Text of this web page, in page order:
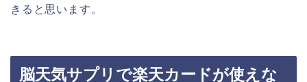
きると思います。
脳天気サプリで楽天カードが使えな